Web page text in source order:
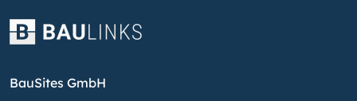
BauSites GmbH